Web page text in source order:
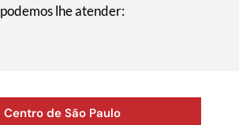
podemos lhe atender:
Centro de São Paulo